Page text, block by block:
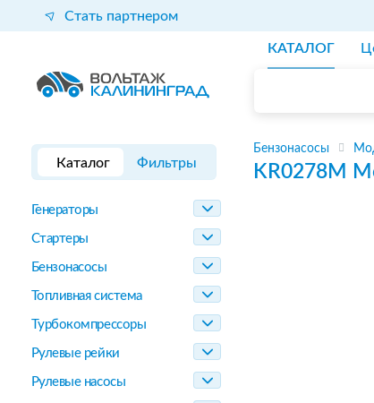
Стать партнером
КАТАЛОГ
Каталог Фильтры
Генераторы
Стартеры
Бензонасосы
Топливная система
Турбокомпрессоры
Рулевые рейки
Рулевые насосы
Бензонасосы
KR0278M